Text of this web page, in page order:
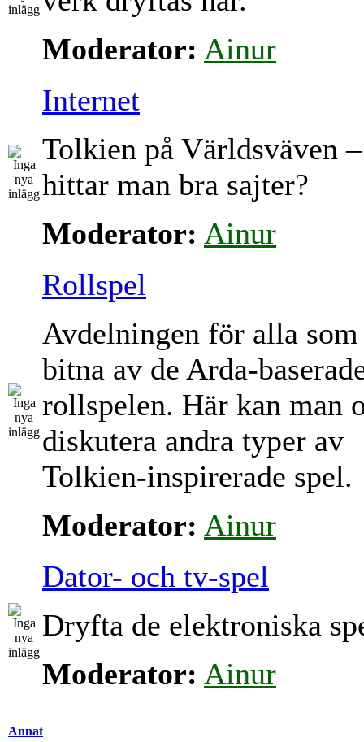
Moderator: Ainur
Internet
Tolkien på Världsväven
hittar man bra sajter?
Moderator: Ainur
Rollspel
Avdelningen för alla
bitna av de Arda-
rollspelen. Här kan man
diskutera andra typer av
Tolkien-inspirerade spel.
Moderator: Ainur
Dator- och tv-spel
Dryfta de elektroniska
Moderator: Ainur
Annat